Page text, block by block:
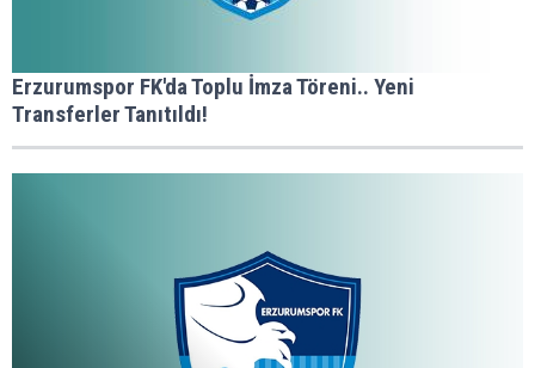
Erzurumspor FK'da Toplu İmza Töreni.. Yeni
Transferler Tanıtıldı!